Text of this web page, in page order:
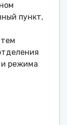
пункт,
и режима